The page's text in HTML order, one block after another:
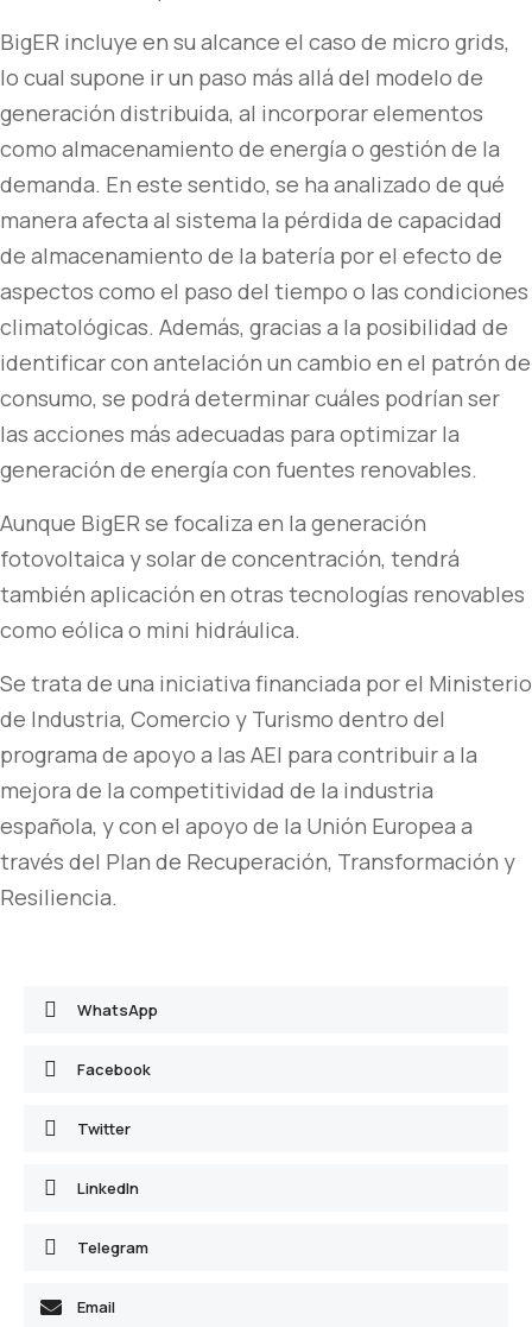
BigER incluye en su alcance el caso de micro grids,
lo cual supone ir un paso más allá del modelo de
generación distribuida, al incorporar elementos
como almacenamiento de energía o gestión de la
demanda. En este sentido, se ha analizado de qué
manera afecta al sistema la pérdida de capacidad
de almacenamiento de la batería por el efecto de
aspectos como el paso del tiempo o las condiciones
climatológicas. Además, gracias a la posibilidad de
identificar con antelación un cambio en el patrón de
consumo, se podrá determinar cuáles podrían ser
las acciones más adecuadas para optimizar la
generación de energía con fuentes renovables.
Aunque BigER se focaliza en la generación
fotovoltaica y solar de concentración, tendrá
también aplicación en otras tecnologías renovables
como eólica o mini hidráulica.
Se trata de una iniciativa financiada por el Ministerio
de Industria, Comercio y Turismo dentro del
programa de apoyo a las AEI para contribuir a la
mejora de la competitividad de la industria
española, y con el apoyo de la Unión Europea a
través del Plan de Recuperación, Transformación y
Resiliencia.
WhatsApp
Facebook
Twitter
LinkedIn
Telegram
Email